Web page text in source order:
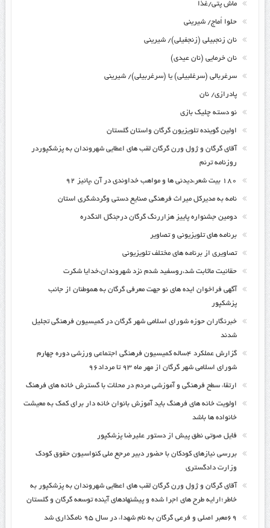
ماش پتی/غذا
حلوا اُماج/ شیرینی
نان زنجبیلی (زنجفیلی)/ شیرینی
نان خرمایی (نان عیدی)
سرغربالی (سرغلبیلی) یا (سرغربیلی)/ شیرینی
پادرازی/ نان
نو دسته چلیک بازی
اولین گوینده تلویزیون گرگان واستان گلستان
آقای گرگان و ژول ورن گرگان لقب های اعطایی شهروندان به پزشکپوردر
روزنامه ترنم
۱۸۰ بیت شعر،دیدنی ها و مواهب خداوندی در آن ،پائیز ۹۲
نامه به مدیرکل میراث فرهنگی صنایع دستی وگردشگری استان
دومین جشنواره پاییز هزاررنگ گرگان درجنگل النگدره
برنامه های تلویزیونی و تصاویر
تصاویری از برنامه های مختلف تلویزیونی
حقانیت ماثابت شد،روسفید شدم نزد شهروندان،خدایا شکرت
آگهی فراخوان ایده های نو جهت معرفی گرگان به هموطنان از جانب
پزشکپور
خبرنگاران حوزه شورای اسلامی شهر گرگان در کمیسیون فرهنگی تجلیل
شدند
گزارش عملکرد ۴ساله کمیسیون فرهنگی اجتماعی ورزشی دوره چهارم
شورای اسلامی شهر گرگان از مهر ماه ۹۳ تا مرداد۹۶
ارتقاء سطح فرهنگی و آموزشی مردم در محلات با گسترش خانه های فرهنگ
اولویت خانه های فرهنگ باید آموزش بانوان خانه دار برای کمک به معیشت
خانواده ها باشد
فایل صوتی نطق پیش از دستور علیرضا پزشکپور
بررسی نیازهای کودکان با حضور دبیر مرجع ملی کنواسیون حقوق کودک
وزارت دادگستری
آقای گرگان و ژول ورن گرگان لقب های اعطایی شهروندان به پزشکپور به
خاطر؛ارایه طرح های اجرا شده و پیشنهادهای آینده توسعه گرگان و گلستان
۶۹معبر اصلی و فرعی گرگان به نام شهداء در سال ۹۵ نامگذاری شد